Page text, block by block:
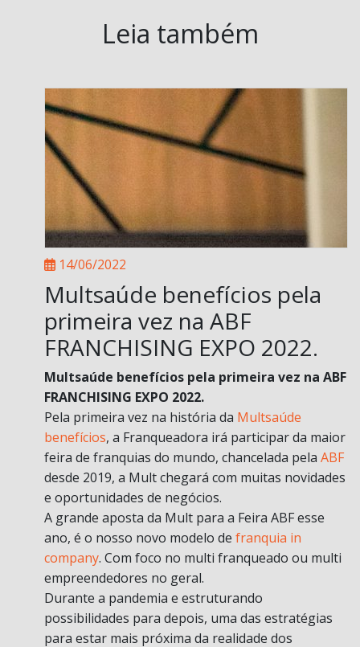
Leia também
14/06/2022
Multsaúde benefícios pela
primeira vez na ABF
FRANCHISING EXPO 2022.
Multsaúde benefícios pela primeira vez na ABF
FRANCHISING EXPO 2022.
Pela primeira vez na história da Multsaúde
benefícios, a Franqueadora irá participar da maior
feira de franquias do mundo, chancelada pela ABF
desde 2019, a Mult chegará com muitas novidades
e oportunidades de negócios.
A grande aposta da Mult para a Feira ABF esse
ano, é o nosso novo modelo de franquia in
company. Com foco no multi franqueado ou multi
empreendedores no geral.
Durante a pandemia e estruturando
possibilidades para depois, uma das estratégias
para estar mais próxima da realidade dos